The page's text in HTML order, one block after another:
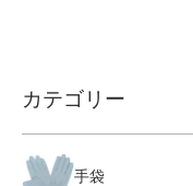
カテゴリー
手袋